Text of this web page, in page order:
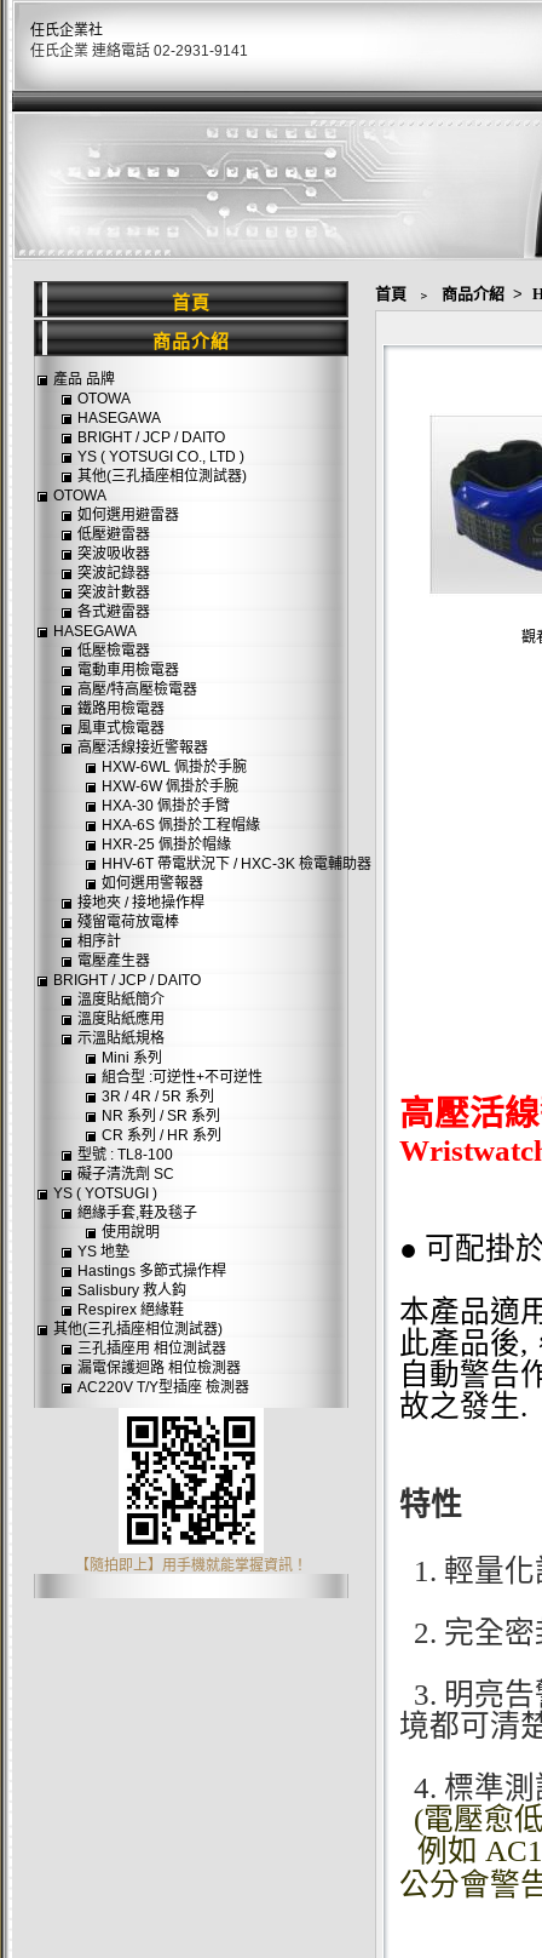
任氏企業社
任氏企業 連絡電話 02-2931-9141
首頁 ﹥ 商品介紹 >
觀
高壓活
● 可配掛
本產品適
此產品後,
自動警告
故之發生.
特性
1. 輕量
2. 完全
3. 明亮
境都可清
4. 標準測
(電壓愈
例如
公分會警
首頁
商品介紹
產品 品牌
OTOWA
HASEGAWA
BRIGHT / JCP / DAITO
YS ( YOTSUGI CO., LTD )
其他(三孔插座相位測試器)
OTOWA
如何選用避雷器
低壓避雷器
突波吸收器
突波記錄器
突波計數器
各式避雷器
HASEGAWA
低壓檢電器
電動車用檢電器
高壓/特高壓檢電器
鐵路用檢電器
風車式檢電器
高壓活線接近警報器
HXW-6WL 佩掛於手腕
HXW-6W 佩掛於手腕
HXA-30 佩掛於手臂
HXA-6S 佩掛於工程帽緣
HXR-25 佩掛於帽緣
HHV-6T 帶電狀況下 / HXC-3K 檢電輔助器
如何選用警報器
接地夾 / 接地操作桿
殘留電荷放電棒
相序計
電壓產生器
BRIGHT / JCP / DAITO
溫度貼紙簡介
溫度貼紙應用
示溫貼紙規格
Mini 系列
組合型 :可逆性+不可逆性
3R / 4R / 5R 系列
NR 系列 / SR 系列
CR 系列 / HR 系列
型號 : TL8-100
礙子清洗劑 SC
YS ( YOTSUGI )
絕緣手套,鞋及毯子
使用說明
YS 地墊
Hastings 多節式操作桿
Salisbury 救人鈎
Respirex 絕緣鞋
其他(三孔插座相位測試器)
三孔插座用 相位測試器
漏電保護迴路 相位檢測器
AC220V T/Y型插座 檢測器
【隨拍即上】用手機就能掌握資訊！